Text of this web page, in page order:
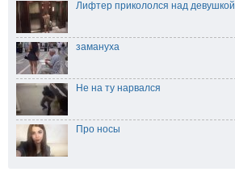
Лифтер прикололся над девушкой
замануха
Не на ту нарвался
Про носы